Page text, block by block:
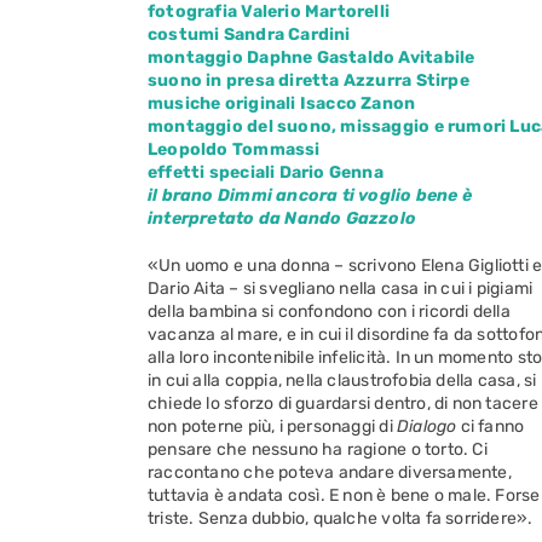
fotografia Valerio Martorelli
costumi Sandra Cardini
montaggio Daphne Gastaldo Avitabile
suono in presa diretta Azzurra Stirpe
musiche originali Isacco Zanon
montaggio del suono, missaggio e rumori
Leopoldo Tommassi
effetti speciali Dario Genna
il brano Dimmi ancora ti voglio bene è
interpretato da Nando Gazzolo
«Un uomo e una donna – scrivono Elena Gigliotti e
Dario Aita – si svegliano nella casa in cui i pigiami
della bambina si confondono con i ricordi della
vacanza al mare, e in cui il disordine fa da
alla loro incontenibile infelicità. In un momento
in cui alla coppia, nella claustrofobia della casa, si
chiede lo sforzo di guardarsi dentro, di non tacere
non poterne più, i personaggi diDialogo ci fanno
pensare che nessuno ha ragione o torto. Ci
raccontano che poteva andare diversamente,
tuttavia è andata così. E non è bene o male.
triste. Senza dubbio, qualche volta fa sorridere».